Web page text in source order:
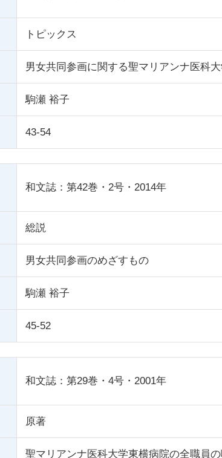
トピックス
男女共同参画に関する聖マリアンナ医科
駒瀬 裕子
43-54
和文誌：第42巻・2号・2014年
総説
男女共同参画のめざすもの
駒瀬 裕子
45-52
和文誌：第29巻・4号・2001年
原著
聖マリアンナ医科大学東横病院の全職員